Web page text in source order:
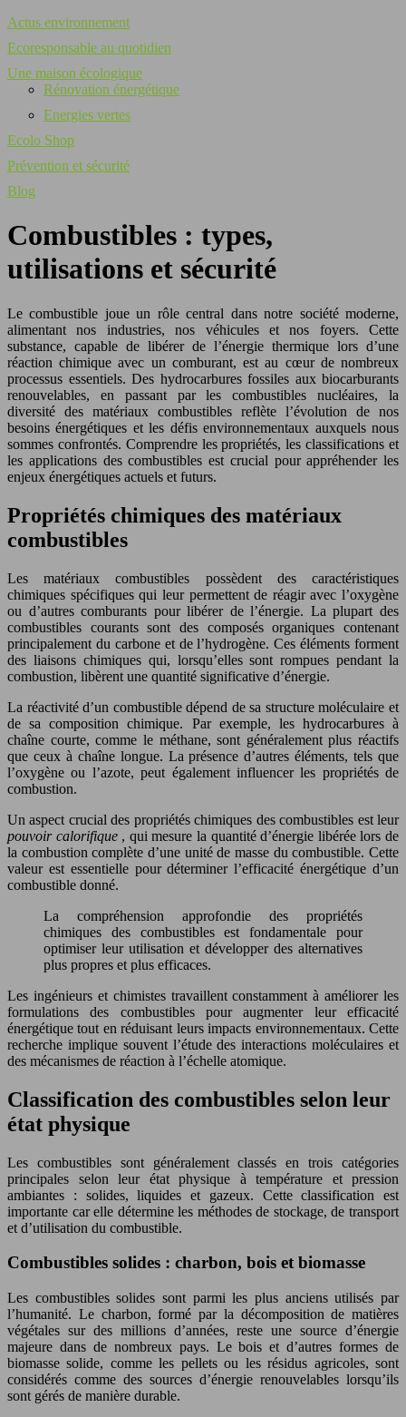
Actus environnement
Ecoresponsable au quotidien
Une maison écologique
Rénovation énergétique
Energies vertes
Ecolo Shop
Prévention et sécurité
Blog
Combustibles : types,
utilisations et sécurité
Le combustible joue un rôle central dans notre société moderne,
alimentant nos industries, nos véhicules et nos foyers. Cette
substance, capable de libérer de l’énergie thermique lors d’une
réaction chimique avec un comburant, est au cœur de nombreux
processus essentiels. Des hydrocarbures fossiles aux biocarburants
renouvelables, en passant par les combustibles nucléaires, la
diversité des matériaux combustibles reflète l’évolution de nos
besoins énergétiques et les défis environnementaux auxquels nous
sommes confrontés. Comprendre les propriétés, les classifications et
les applications des combustibles est crucial pour appréhender les
enjeux énergétiques actuels et futurs.
Propriétés chimiques des matériaux
combustibles
Les matériaux combustibles possèdent des caractéristiques
chimiques spécifiques qui leur permettent de réagir avec l’oxygène
ou d’autres comburants pour libérer de l’énergie. La plupart des
combustibles courants sont des composés organiques contenant
principalement du carbone et de l’hydrogène. Ces éléments forment
des liaisons chimiques qui, lorsqu’elles sont rompues pendant la
combustion, libèrent une quantité significative d’énergie.
La réactivité d’un combustible dépend de sa structure moléculaire et
de sa composition chimique. Par exemple, les hydrocarbures à
chaîne courte, comme le méthane, sont généralement plus réactifs
que ceux à chaîne longue. La présence d’autres éléments, tels que
l’oxygène ou l’azote, peut également influencer les propriétés de
combustion.
Un aspect crucial des propriétés chimiques des combustibles est leur
pouvoir calorifique , qui mesure la quantité d’énergie libérée lors de
la combustion complète d’une unité de masse du combustible. Cette
valeur est essentielle pour déterminer l’efficacité énergétique d’un
combustible donné.
La compréhension approfondie des propriétés
chimiques des combustibles est fondamentale pour
optimiser leur utilisation et développer des alternatives
plus propres et plus efficaces.
Les ingénieurs et chimistes travaillent constamment à améliorer les
formulations des combustibles pour augmenter leur efficacité
énergétique tout en réduisant leurs impacts environnementaux. Cette
recherche implique souvent l’étude des interactions moléculaires et
des mécanismes de réaction à l’échelle atomique.
Classification des combustibles selon leur
état physique
Les combustibles sont généralement classés en trois catégories
principales selon leur état physique à température et pression
ambiantes : solides, liquides et gazeux. Cette classification est
importante car elle détermine les méthodes de stockage, de transport
et d’utilisation du combustible.
Combustibles solides : charbon, bois et biomasse
Les combustibles solides sont parmi les plus anciens utilisés par
l’humanité. Le charbon, formé par la décomposition de matières
végétales sur des millions d’années, reste une source d’énergie
majeure dans de nombreux pays. Le bois et d’autres formes de
biomasse solide, comme les pellets ou les résidus agricoles, sont
considérés comme des sources d’énergie renouvelables lorsqu’ils
sont gérés de manière durable.